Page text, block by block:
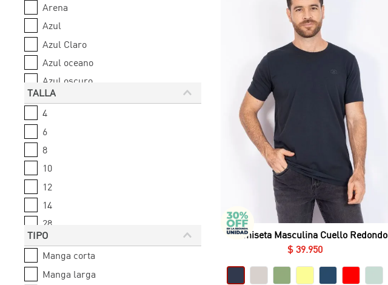
Arena
Azul
Azul Claro
Azul oceano
Azul oscuro
Azul petroleo
Azul rey
Beige
TALLA
4
6
8
10
12
14
28
30
32
34
TIPO
Manga corta
Manga larga
Vista rápida
Camiseta Masculina Cuello Redondo
Essential en Lycra Fría
$ 39.950